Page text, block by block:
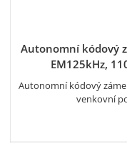
Autonomní kódový
EM125kHz,
Autonomní kódový
venkovní